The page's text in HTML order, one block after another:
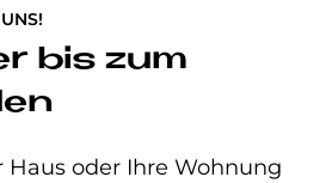
bis zum
Haus oder Ihre Wohnung